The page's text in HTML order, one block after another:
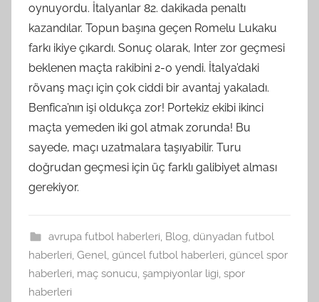
oynuyordu. İtalyanlar 82. dakikada penaltı
kazandılar. Topun başına geçen Romelu Lukaku
farkı ikiye çıkardı. Sonuç olarak, Inter zor geçmesi
beklenen maçta rakibini 2-0 yendi. İtalya’daki
rövanş maçı için çok ciddi bir avantaj yakaladı.
Benfica’nın işi oldukça zor! Portekiz ekibi ikinci
maçta yemeden iki gol atmak zorunda! Bu
sayede, maçı uzatmalara taşıyabilir. Turu
doğrudan geçmesi için üç farklı galibiyet alması
gerekiyor.
avrupa futbol haberleri, Blog, dünyadan futbol
haberleri, Genel, güncel futbol haberleri, güncel spor
haberleri, maç sonucu, şampiyonlar ligi, spor
haberleri